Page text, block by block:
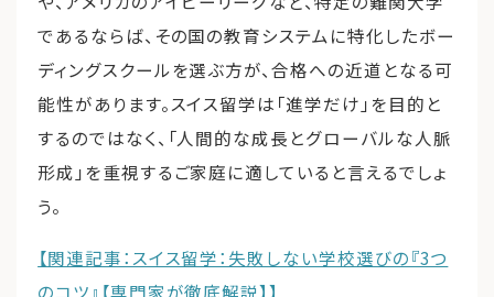
であるならば、その国の教育システムに特化したボー
ディングスクールを選ぶ方が、合格への近道となる可
能性があります。スイス留学は「進学だけ」を目的と
するのではなく、「人間的な成長とグローバルな人脈
形成」を重視するご家庭に適していると言えるでしょ
う。
【関連記事：スイス留学：失敗しない学校選びの『3つ
のコツ』【専門家が徹底解説】】